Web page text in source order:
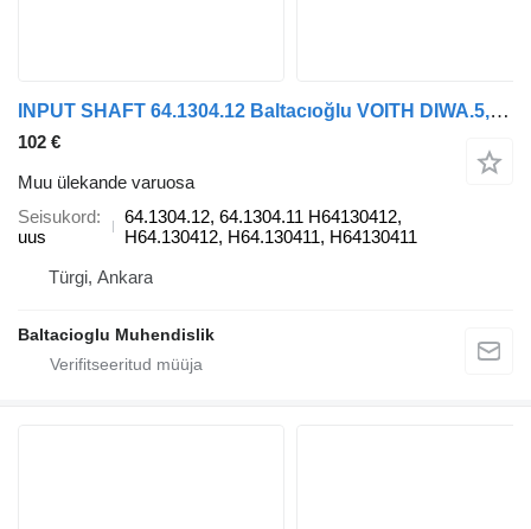
INPUT SHAFT 64.1304.12 Baltacıoğlu VOITH DIWA.5, DIWA.6 64.1304.12 tüübi jaoks bussi
102 €
Muu ülekande varuosa
Seisukord
uus
64.1304.12, 64.1304.11 H64130412,
H64.130412, H64.130411, H64130411
Türgi, Ankara
Baltacioglu Muhendislik